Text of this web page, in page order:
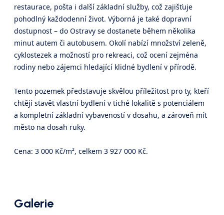
restaurace, pošta i další základní služby, což zajišťuje
pohodlný každodenní život. Výborná je také dopravní
dostupnost – do Ostravy se dostanete během několika
minut autem či autobusem. Okolí nabízí množství zeleně,
cyklostezek a možností pro rekreaci, což ocení zejména
rodiny nebo zájemci hledající klidné bydlení v přírodě.
Tento pozemek představuje skvělou příležitost pro ty, kteří
chtějí stavět vlastní bydlení v tiché lokalitě s potenciálem
a kompletní základní vybaveností v dosahu, a zároveň mít
město na dosah ruky.
Cena: 3 000 Kč/m², celkem 3 927 000 Kč.
Galerie